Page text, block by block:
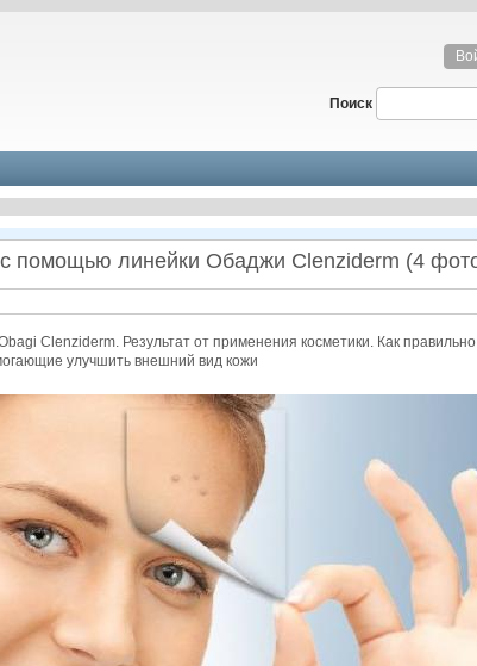
Поиск
помощью линейки Обаджи Clenziderm (4
Clenziderm. Результат от применения косметики. Как правильно
улучшить внешний вид кожи